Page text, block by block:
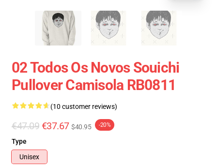
02 Todos Os Novos Souichi
Pullover Camisola RB0811
(10 customer reviews)
€47.09 €37.67 $40.95 -20%
Type
Unisex